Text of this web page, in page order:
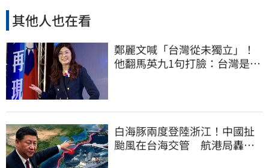
其他人也在看
鄭麗文喊「台灣從未獨立」！
他翻馬英九1句打臉：台灣是我
白海豚兩度登陸浙江！中國扯
颱風在台海交管 航港局轟：